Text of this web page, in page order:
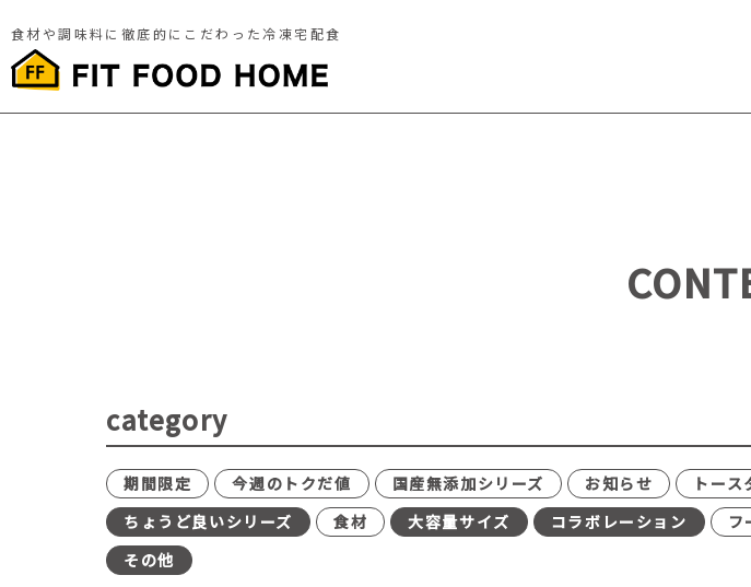
食材や調味料に徹底的にこだわった冷凍宅配食
category
期間限定 今週のトクだ値 国産無添加シリーズ お知らせ トース
ちょうど良いシリーズ
食材 大容量サイズ コラボレーション フ
その他